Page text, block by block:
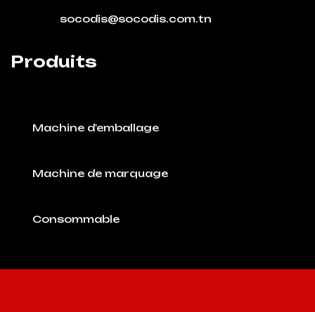
socodis@socodis.com.tn
Produits
Machine d'emballage
Machine de marquage
Consommable